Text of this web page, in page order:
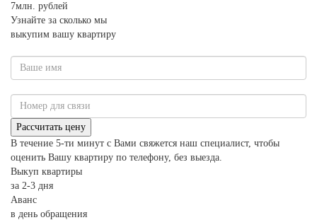
7млн. рублей
Узнайте за сколько мы
выкупим вашу квартиру
В течение 5-ти минут с Вами свяжется наш специалист, чтобы
оценить Вашу квартиру по телефону, без выезда.
Выкуп квартиры
за 2-3 дня
Аванс
в день обращения